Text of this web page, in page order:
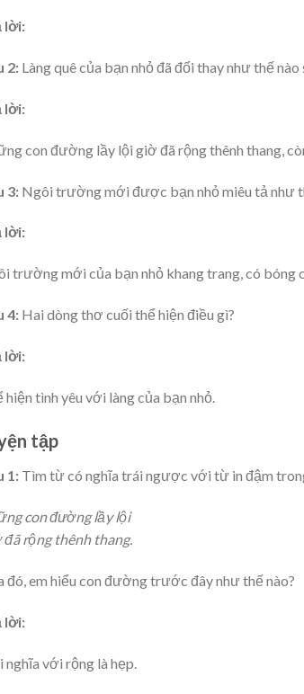
lời:
2: Làng quê của bạn nhỏ đã đổi thay như thế
lời:
con đường lầy lội giờ đã rộng thênh thang,
3: Ngôi trường mới được bạn nhỏ miêu tả như
lời:
trường mới của bạn nhỏ khang trang, có bóng
4: Hai dòng thơ cuối thể hiện điều gì?
lời:
hiện tình yêu với làng của bạn nhỏ.
tập
1: Tìm từ có nghĩa trái ngược với từ in đậm
con đường lầy lội
đã rộng thênh thang.
đó, em hiểu con đường trước đây như thế nào?
lời:
nghĩa với rộng là hẹp.